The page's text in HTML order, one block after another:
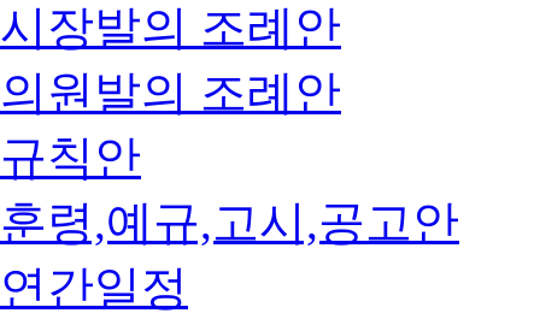
시장발의 조례안
의원발의 조례안
규칙안
훈령,예규,고시,공고안
연간일정